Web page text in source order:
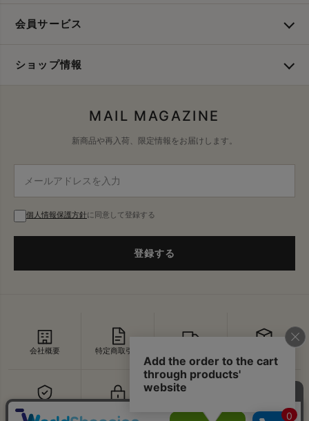
会員サービス
ショップ情報
MAIL MAGAZINE
新商品や再入荷、限定情報をお届けします。
個人情報保護方針に同意して登録する
登録する
会社概要 特定商取引法
セキュリティ お問い合わせ